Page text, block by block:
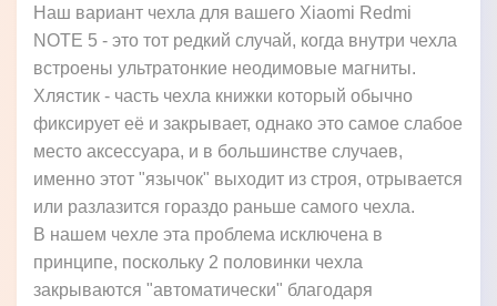
Наш вариант чехла для вашего Xiaomi Redmi
NOTE 5 - это тот редкий случай, когда внутри чехла
встроены ультратонкие неодимовые магниты.
Хлястик - часть чехла книжки который обычно
фиксирует её и закрывает, однако это самое слабое
место аксессуара, и в большинстве случаев,
именно этот "язычок" выходит из строя, отрывается
или разлазится гораздо раньше самого чехла.
В нашем чехле эта проблема исключена в
принципе, поскольку 2 половинки чехла
закрываются "автоматически" благодаря